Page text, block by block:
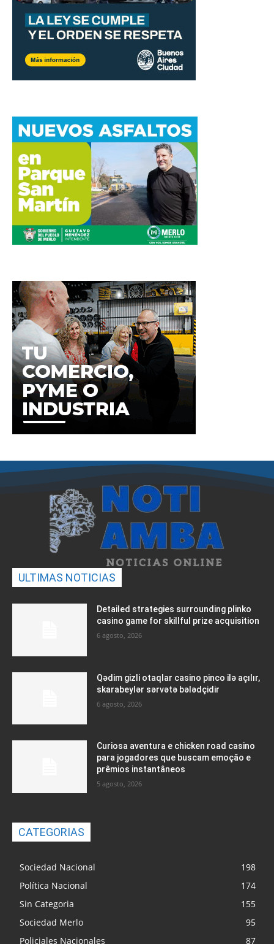
ULTIMAS NOTICIAS
Detailed strategies surrounding plinko
casino game for skillful prize acquisition
6 agosto, 2026
Qədim gizli otaqlar casino pinco ilə açılır,
skarabeylər sərvətə bələdçidir
6 agosto, 2026
Curiosa aventura e chicken road casino
para jogadores que buscam emoção e
prêmios instantâneos
5 agosto, 2026
CATEGORIAS
Sociedad Nacional
198
Política Nacional
174
Sin Categoria
155
Sociedad Merlo
95
Policiales Nacionales
87